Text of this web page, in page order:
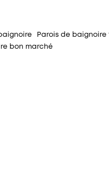
Parois de baignoire
bon marché